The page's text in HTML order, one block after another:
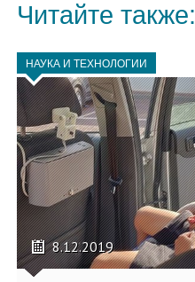
Читайте также:
НАУКА И ТЕХНОЛОГИИ
8.12.2019